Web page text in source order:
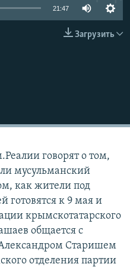
21:47
Загрузить
говорят о том,
мусульманский
как жители под
готовятся к 9 мая и
крымскотатарского
общается с
Старишем
отделения партии